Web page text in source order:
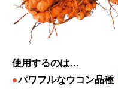
使用するのは…
●パワフルなウコン品種